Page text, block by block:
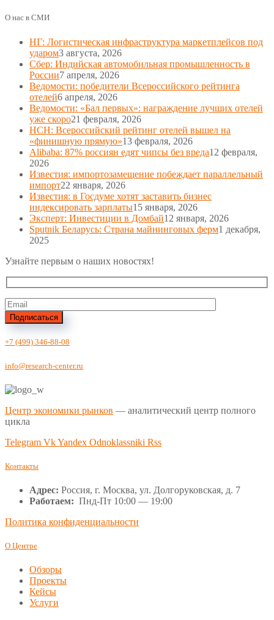
О нас в СМИ
НГ: Логистическая инфраструктура маркетплейсов под
ударом3 августа, 2026
Сбер: Индийская автомобильная промышленность в
России7 апреля, 2026
Ведомости: победители Всероссийского рейтинга
отелей6 апреля, 2026
Ведомости: «Бал первых»: награждение лучших отелей
уже скоро21 февраля, 2026
НСН: Всероссийский рейтинг отелей вышел на
«финишную прямую»13 февраля, 2026
Alibaba: 87% россиян едят чипсы без вреда12 февраля,
2026
Известия: импортозамещение побеждает параллельный
импорт22 января, 2026
Известия: в Госдуме хотят заставить бизнес
индексировать зарплаты15 января, 2026
Эксперт: Инвестиции в Домбай12 января, 2026
Sputnik Беларусь: Страна майнинговых ферм1 декабря,
2025
Узнайте первым о наших новостях!
Подписаться
+7 (499) 346-88-08
info@research-center.ru
Центр экономики рынков — аналитический центр полного
цикла
Telegram VkYandex Odnoklassniki Rss
Контакты
Адрес: Россия, г. Москва, ул. Долгоруковская, д. 7
Работаем: Пнд-Пт 10:00 — 19:00
Политика конфиденциальности
О Центре
Обзоры
Проекты
Кейсы
Услуги